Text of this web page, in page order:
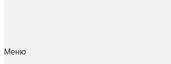
Меню